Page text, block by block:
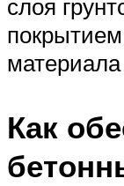
слоя
Как